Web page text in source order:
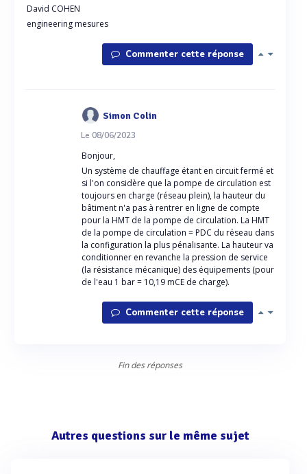
David COHEN
engineering mesures
Commenter cette réponse
Simon Colin
Le 08/06/2023
Bonjour,
Un système de chauffage étant en circuit fermé et
si l'on considère que la pompe de circulation est
toujours en charge (réseau plein), la hauteur du
bâtiment n'a pas à rentrer en ligne de compte
pour la HMT de la pompe de circulation. La HMT
de la pompe de circulation = PDC du réseau dans
la configuration la plus pénalisante. La hauteur va
conditionner en revanche la pression de service
(la résistance mécanique) des équipements (pour
de l'eau 1 bar = 10,19 mCE de charge).
Commenter cette réponse
Fin des réponses
Autres questions sur le même sujet